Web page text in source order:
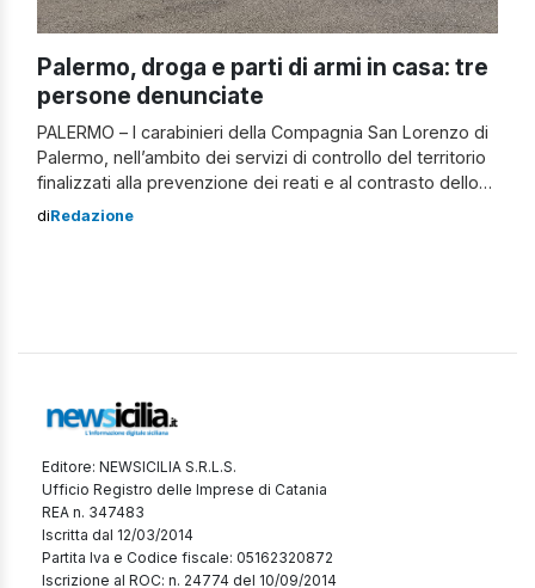
Palermo, droga e parti di armi in casa: tre
persone denunciate
PALERMO – I carabinieri della Compagnia San Lorenzo di
Palermo, nell’ambito dei servizi di controllo del territorio
finalizzati alla prevenzione dei reati e al contrasto dello
spaccio di droga, hanno deferito in stato di libertà tre
diRedazione
Editore: NEWSICILIA S.R.L.S.
Ufficio Registro delle Imprese di Catania
REA n. 347483
Iscritta dal 12/03/2014
Partita Iva e Codice fiscale: 05162320872
Iscrizione al ROC: n. 24774 del 10/09/2014